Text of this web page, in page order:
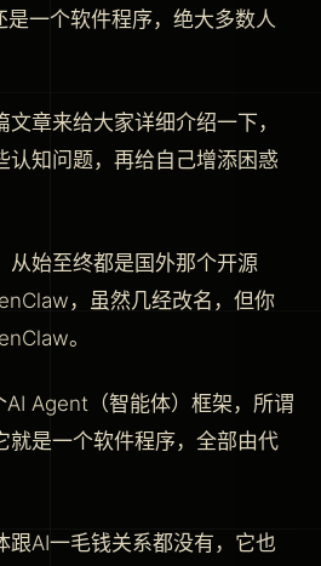
是一个软件程序，绝大多数人
章来给大家详细介绍一下，
认知问题，再给自己增添困惑
从始至终都是国外那个开源
，虽然几经改名，但你
。
Agent（智能体）框架，所谓
就是一个软件程序，全部由代
跟AI一毛钱关系都没有，它也